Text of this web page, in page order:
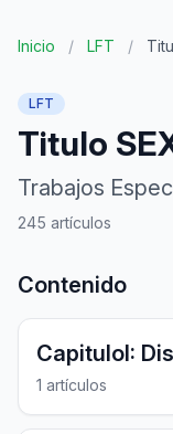
Inicio / LFT /
LFT
Titulo
Trabajos
245 artículos
Contenido
CapituloI:
1 artículos